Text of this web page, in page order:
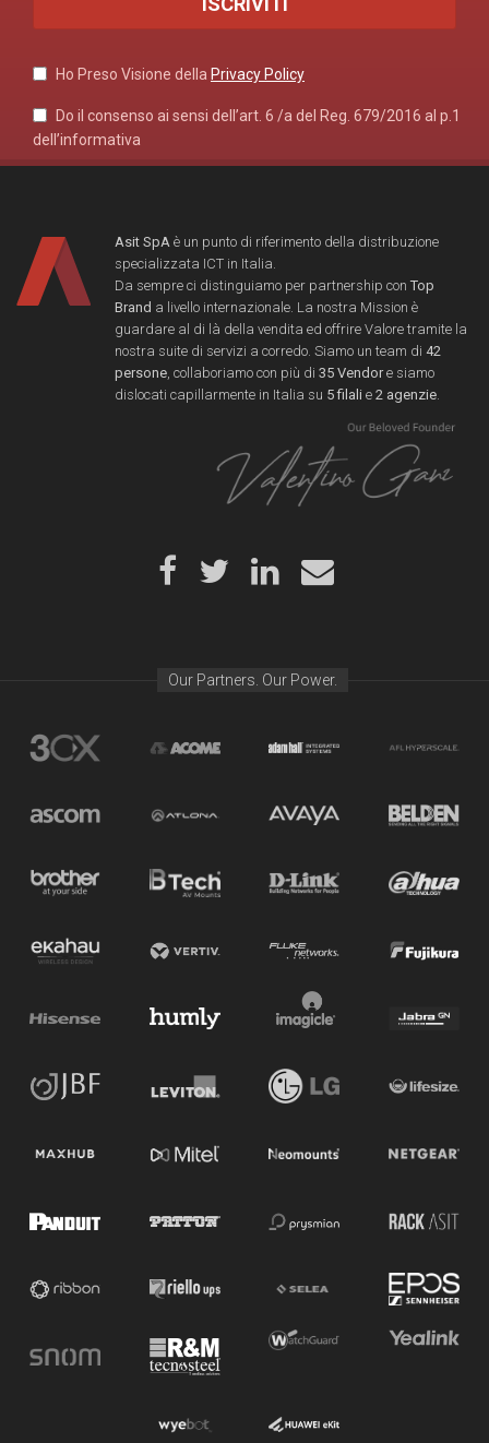
Ho Preso Visione della Privacy Policy
Do il consenso ai sensi dell’art. 6 /a del Reg. 679/2016 al p.1
dell’informativa
Asit SpA è un punto di riferimento della distribuzione
specializzata ICT in Italia.
Da sempre ci distinguiamo per partnership con Top
Brand a livello internazionale. La nostra Mission è
guardare al di là della vendita ed offrire Valore tramite la
nostra suite di servizi a corredo. Siamo un team di 42
persone , collaboriamo con più di 35 Vendore siamo
dislocati capillarmente in Italia su 5 filali e 2 agenzie